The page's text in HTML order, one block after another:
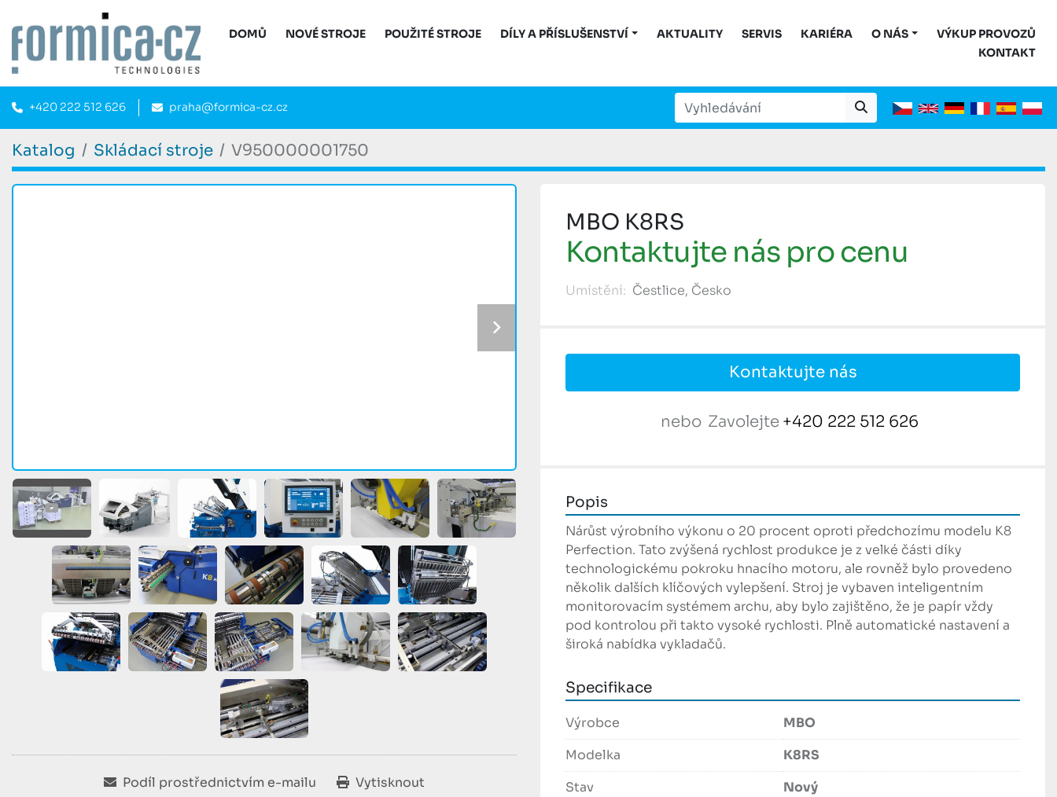
DOMŮ NOVÉ STROJE POUŽITÉ STROJE DÍLY A PŘÍSLUŠENSTVÍ AKTUALITY SERVIS KARIÉRA O NÁS
VÝKUP PROVOZŮ
KONTAKT
+420 222 512 626 praha@formica-cz.cz
Katalog Skládací stroje V950000001750
Podíl prostřednictvím e-mailu Vytisknout
MBO K8RS
Kontaktujte nás pro cenu
Umístění: Čestlice, Česko
Kontaktujte nás
nebo Zavolejte +420 222 512 626
Popis
Nárůst výrobního výkonu o 20 procent oproti předchozímu modelu K8
Perfection. Tato zvýšená rychlost produkce je z velké části díky
technologickému pokroku hnacího motoru, ale rovněž bylo provedeno
několik dalších klíčových vylepšení. Stroj je vybaven inteligentním
monitorovacím systémem archu, aby bylo zajištěno, že je papír vždy
pod kontrolou při takto vysoké rychlosti. Plně automatické nastavení a
široká nabídka vykladačů.
Specifikace
Výrobce
MBO
Modelka
K8RS
Stav
Nový